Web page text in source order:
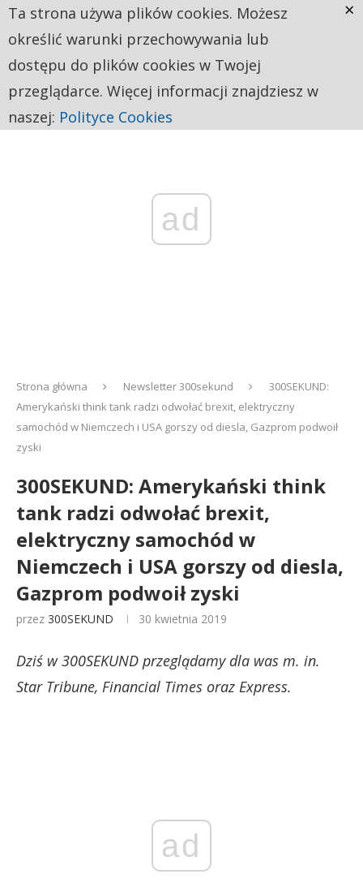
ad
Strona główna Newsletter 300sekund
300SEKUND:
Amerykański think tank radzi odwołać brexit, elektryczny
samochód w Niemczech i USA gorszy od diesla, Gazprom podwoił
zyski
300SEKUND: Amerykański think
tank radzi odwołać brexit,
elektryczny samochód w
Niemczech i USA gorszy od diesla,
Gazprom podwoił zyski
przez 300SEKUND 30 kwietnia 2019
Dziś w 300SEKUND przeglądamy dla was m. in.
Star Tribune, Financial Times oraz Express.
ad
Ta strona używa plików cookies. Możesz
określić warunki przechowywania lub
dostępu do plików cookies w Twojej
przeglądarce. Więcej informacji znajdziesz w
naszej: Polityce Cookies
×